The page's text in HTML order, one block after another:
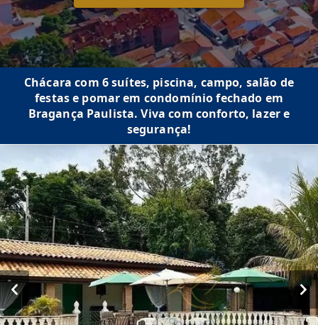
Chácara com 6 suítes, piscina, campo, salão de
festas e pomar em condomínio fechado em
Bragança Paulista. Viva com conforto, lazer e
segurança!